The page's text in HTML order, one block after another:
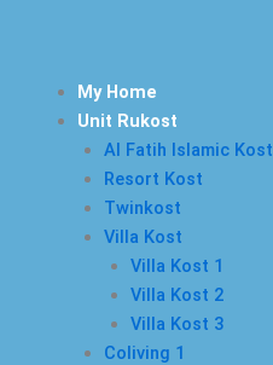
My Home
Unit Rukost
Al Fatih Islamic Kost
Resort Kost
Twinkost
Villa Kost
Villa Kost 1
Villa Kost 2
Villa Kost 3
Coliving 1